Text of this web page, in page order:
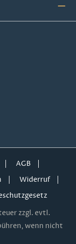
AGB
Widerruf
zzgl. evtl.
wenn nicht